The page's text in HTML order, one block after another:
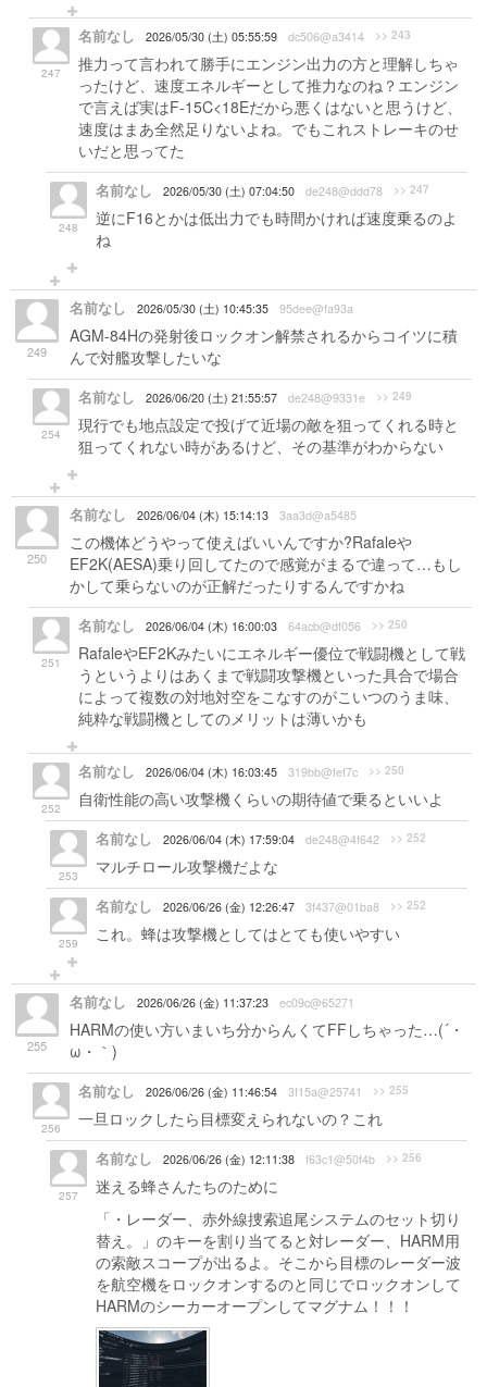
247
名前なし 2026/05/30 (土) 05:55:59 dc506@a3414 >> 243
推力って言われて勝手にエンジン出力の方と理解しちゃ
ったけど、速度エネルギーとして推力なのね？エンジン
で言えば実はF-15C<18Eだから悪くはないと思うけど、
速度はまあ全然足りないよね。でもこれストレーキのせ
いだと思ってた
248
名前なし 2026/05/30 (土) 07:04:50 de248@ddd78 >> 247
逆にF16とかは低出力でも時間かければ速度乗るのよ
ね
249
名前なし 2026/05/30 (土) 10:45:35 95dee@fa93a
AGM-84Hの発射後ロックオン解禁されるからコイツに積
んで対艦攻撃したいな
254
名前なし 2026/06/20 (土) 21:55:57 de248@9331e >> 249
現行でも地点設定で投げて近場の敵を狙ってくれる時と
狙ってくれない時があるけど、その基準がわからない
250
名前なし 2026/06/04 (木) 15:14:13 3aa3d@a5485
この機体どうやって使えばいいんですか?Rafaleや
EF2K(AESA)乗り回してたので感覚がまるで違って…もし
かして乗らないのが正解だったりするんですかね
251
名前なし 2026/06/04 (木) 16:00:03 64acb@df056 >> 250
RafaleやEF2Kみたいにエネルギー優位で戦闘機として戦
うというよりはあくまで戦闘攻撃機といった具合で場合
によって複数の対地対空をこなすのがこいつのうま味、
純粋な戦闘機としてのメリットは薄いかも
252
名前なし 2026/06/04 (木) 16:03:45 319bb@fef7c >> 250
自衛性能の高い攻撃機くらいの期待値で乗るといいよ
253
名前なし 2026/06/04 (木) 17:59:04 de248@4f642 >> 252
マルチロール攻撃機だよな
259
名前なし 2026/06/26 (金) 12:26:47 3f437@01ba8 >> 252
これ。蜂は攻撃機としてはとても使いやすい
255
名前なし 2026/06/26 (金) 11:37:23 ec09c@65271
HARMの使い方いまいち分からんくてFFしちゃった…(´・
ω・｀)
256
名前なし 2026/06/26 (金) 11:46:54 3f15a@25741 >> 255
一旦ロックしたら目標変えられないの？これ
257
名前なし 2026/06/26 (金) 12:11:38 f63c1@50f4b >> 256
迷える蜂さんたちのために
「・レーダー、赤外線捜索追尾システムのセット切り
替え。」のキーを割り当てると対レーダー、HARM用
の索敵スコープが出るよ。そこから目標のレーダー波
を航空機をロックオンするのと同じでロックオンして
HARMのシーカーオープンしてマグナム！！！